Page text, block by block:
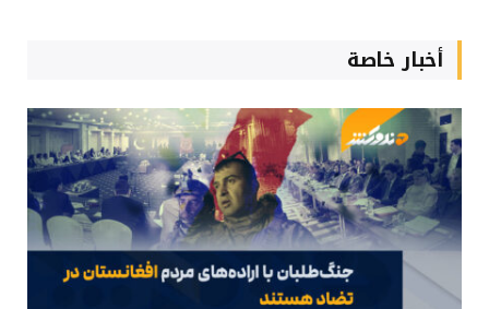
أخبار خاصة